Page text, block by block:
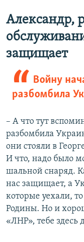
Александр,
защищает
Войну
разбомбила
– А что тут
разбомбила
они стояли в
И что, надо было
шальной снаряд.
нас защищает, а
которые уехали,
Родины. Но и
«ЛНР», тебе здесь